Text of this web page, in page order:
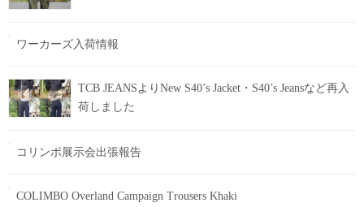
ワーカーズ入荷情報
TCB JEANSよりNew S40’s Jacket・S40’s Jeansなど再入
荷しました
コリンボ展示会出張報告
COLIMBO Overland Campaign Trousers Khaki